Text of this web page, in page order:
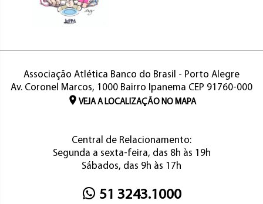
Associação Atlética Banco do Brasil - Porto Alegre
Av. Coronel Marcos, 1000 Bairro Ipanema CEP 91760-000
VEJA A LOCALIZAÇÃO NO MAPA
Central de Relacionamento:
Segunda a sexta-feira, das 8h às 19h
Sábados, das 9h às 17h
51 3243.1000